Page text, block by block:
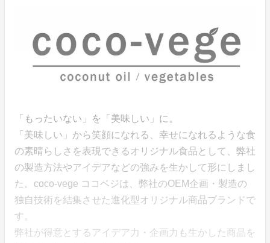
「もったいない」を「美味しい」に。
「美味しい」から笑顔になれる、幸せになれるような食
の素晴らしさを表現できるオリジナル食品として、弊社
の製造方法やアイデアなどの強みを生かして形にしまし
た。coco-vege ココベジは、弊社のOEM企画・製造の
独自技術を結集させた進化型オリジナル商品ブランドで
す。
弊社が得意とするアイデア力・企画力も生かした商品を